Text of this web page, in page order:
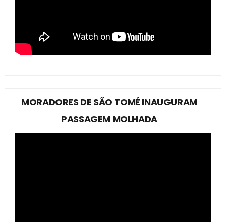
MORADORES DE SÃO TOMÉ INAUGURAM
PASSAGEM MOLHADA